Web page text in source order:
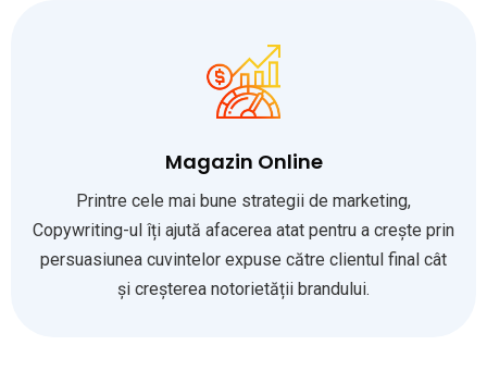
Magazin Online
Printre cele mai bune strategii de marketing,
Copywriting-ul îți ajută afacerea atat pentru a crește prin
persuasiunea cuvintelor expuse către clientul final cât
și creșterea notorietății brandului.